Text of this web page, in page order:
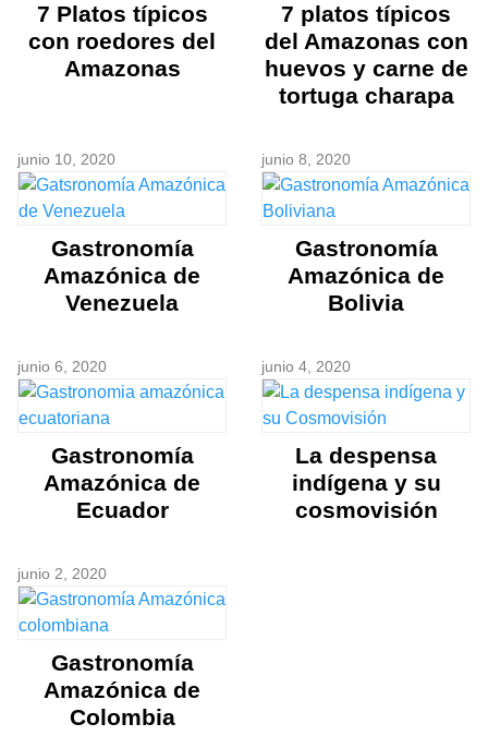
7 Platos típicos
con roedores del
Amazonas
7 platos típicos
del Amazonas con
huevos y carne de
tortuga charapa
junio 10, 2020
Gastronomía
Amazónica de
Venezuela
junio 8, 2020
Gastronomía
Amazónica de
Bolivia
junio 6, 2020
Gastronomía
Amazónica de
Ecuador
junio 4, 2020
La despensa
indígena y su
cosmovisión
junio 2, 2020
Gastronomía
Amazónica de
Colombia